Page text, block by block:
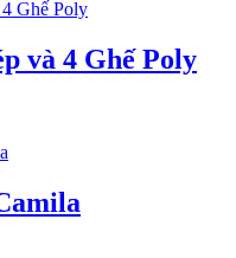
và 4 Ghế Poly